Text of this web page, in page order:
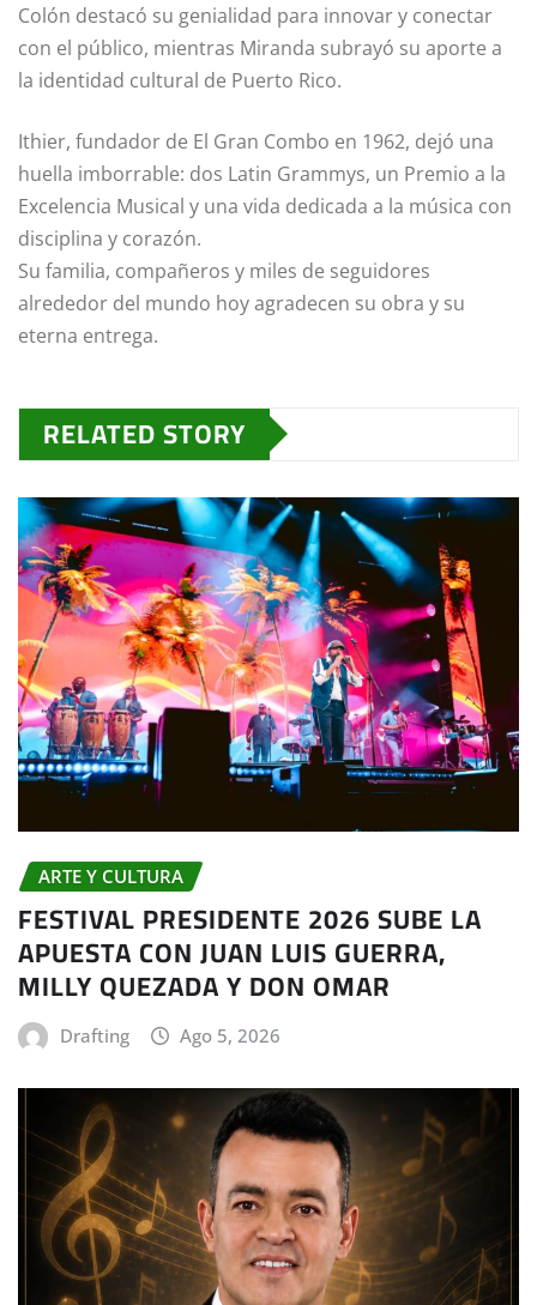
Colón destacó su genialidad para innovar y conectar
con el público, mientras Miranda subrayó su aporte a
la identidad cultural de Puerto Rico.
Ithier, fundador de El Gran Combo en 1962, dejó una
huella imborrable: dos Latin Grammys, un Premio a la
Excelencia Musical y una vida dedicada a la música con
disciplina y corazón.
Su familia, compañeros y miles de seguidores
alrededor del mundo hoy agradecen su obra y su
eterna entrega.
RELATED STORY
ARTE Y CULTURA
FESTIVAL PRESIDENTE 2026 SUBE LA
APUESTA CON JUAN LUIS GUERRA,
MILLY QUEZADA Y DON OMAR
Drafting Ago 5, 2026